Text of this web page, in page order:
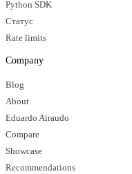
Python SDK
Статус
Rate limits
Company
Blog
About
Eduardo Airaudo
Compare
Showcase
Recommendations